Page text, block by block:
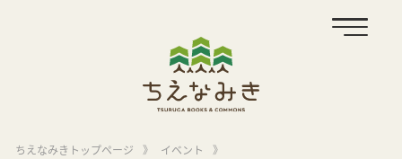
ちえなみきトップページ 》 イベント
》